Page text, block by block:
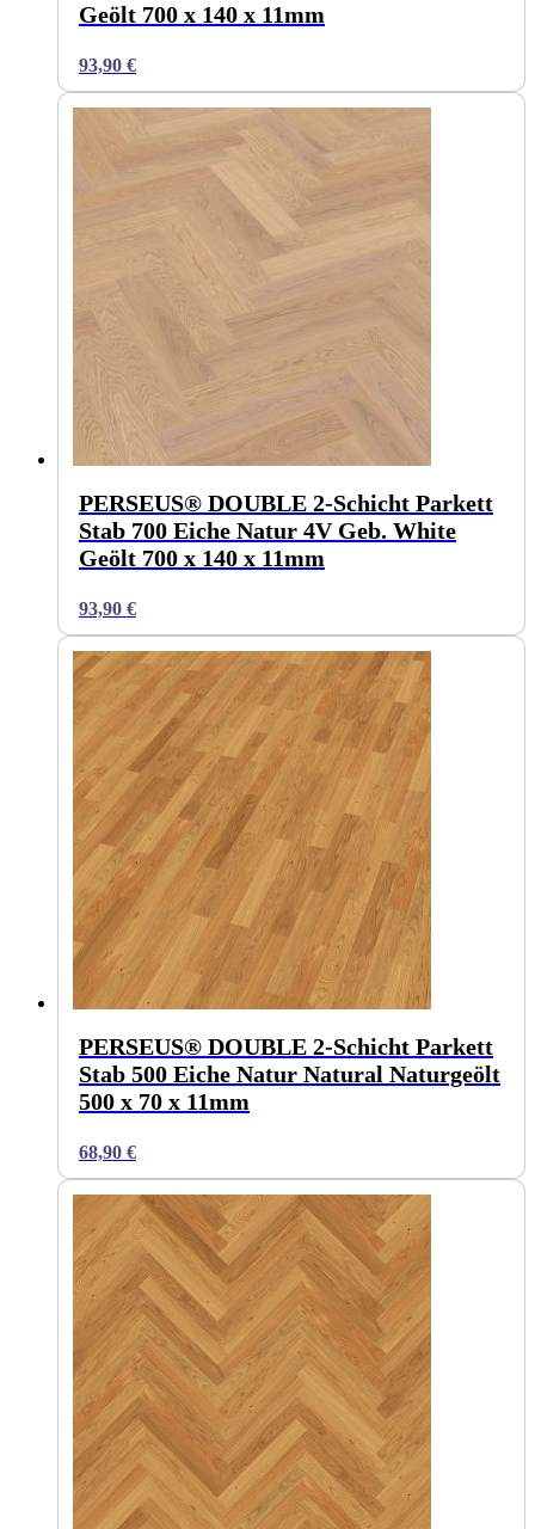
Geölt 700 x 140 x 11mm
93,90 €
PERSEUS® DOUBLE 2-Schicht Parkett
Stab 700 Eiche Natur 4V Geb. White
Geölt 700 x 140 x 11mm
93,90 €
PERSEUS® DOUBLE 2-Schicht Parkett
Stab 500 Eiche Natur Natural Naturgeölt
500 x 70 x 11mm
68,90 €